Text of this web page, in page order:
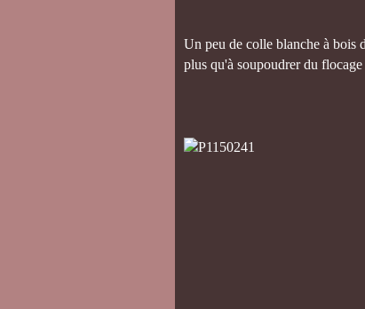
Un peu de colle blanche à bois
plus qu'à soupoudrer du